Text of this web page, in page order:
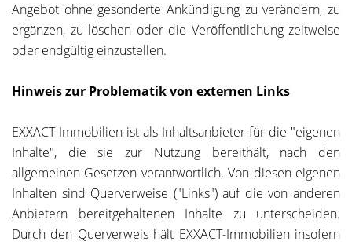
Angebot ohne gesonderte Ankündigung zu verändern, zu
ergänzen, zu löschen oder die Veröffentlichung zeitweise
oder endgültig einzustellen.
Hinweis zur Problematik von externen Links
EXXACT-Immobilien ist als Inhaltsanbieter für die "eigenen
Inhalte", die sie zur Nutzung bereithält, nach den
allgemeinen Gesetzen verantwortlich. Von diesen eigenen
Inhalten sind Querverweise ("Links") auf die von anderen
Anbietern bereitgehaltenen Inhalte zu unterscheiden.
Durch den Querverweis hält EXXACT-Immobilien insofern